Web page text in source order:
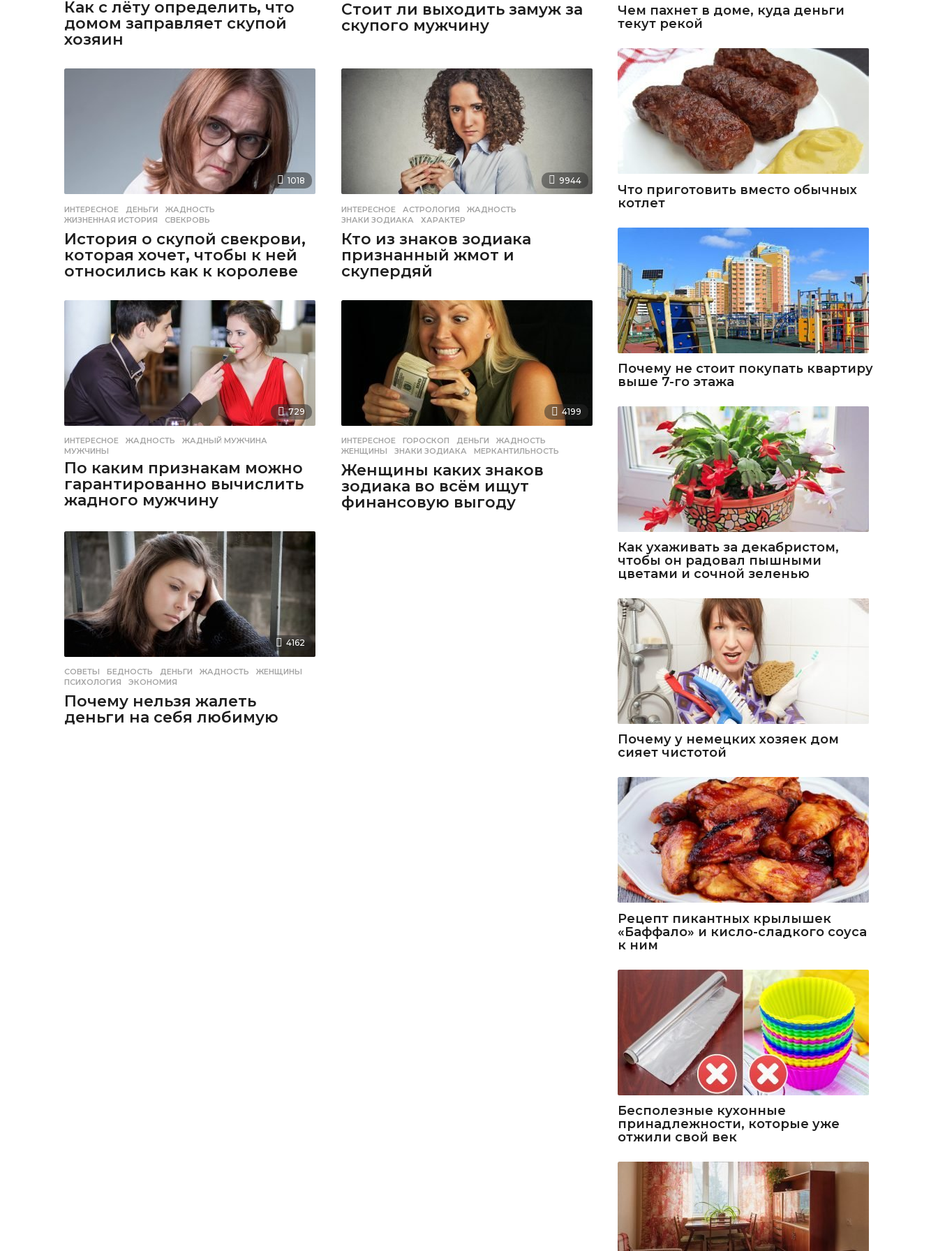
Как с лёту определить, что
домом заправляет скупой
хозяин
Стоит ли выходить замуж за
скупого мужчину
1018
ИНТЕРЕСНОЕ ДЕНЬГИ ,ЖАДНОСТЬ
ЖИЗНЕННАЯ ИСТОРИЯ
,СВЕКРОВЬ
История о скупой свекрови,
которая хочет, чтобы к ней
относились как к королеве
9944
ИНТЕРЕСНОЕ АСТРОЛОГИЯ ,ЖАДНОСТЬ
ЗНАКИ ЗОДИАКА
,ХАРАКТЕР
Кто из знаков зодиака
признанный жмот и
скупердяй
729
ИНТЕРЕСНОЕ ЖАДНОСТЬ ,ЖАДНЫЙ МУЖЧИНА
МУЖЧИНЫ
По каким признакам можно
гарантированно вычислить
жадного мужчину
4199
ИНТЕРЕСНОЕ ГОРОСКОП ,ДЕНЬГИ ,ЖАДНОСТЬ
ЖЕНЩИНЫ
,ЗНАКИ ЗОДИАКА ,МЕРКАНТИЛЬНОСТЬ
Женщины каких знаков
зодиака во всём ищут
финансовую выгоду
4162
СОВЕТЫ БЕДНОСТЬ ,ДЕНЬГИ ,ЖАДНОСТЬ ,ЖЕНЩИНЫ
ПСИХОЛОГИЯ
,ЭКОНОМИЯ
Почему нельзя жалеть
деньги на себя любимую
Чем пахнет в доме, куда деньги
текут рекой
Что приготовить вместо обычных
котлет
Почему не стоит покупать квартиру
выше 7-го этажа
Как ухаживать за декабристом,
чтобы он радовал пышными
цветами и сочной зеленью
Почему у немецких хозяек дом
сияет чистотой
Рецепт пикантных крылышек
«Баффало» и кисло-сладкого соуса
к ним
Бесполезные кухонные
принадлежности, которые уже
отжили свой век